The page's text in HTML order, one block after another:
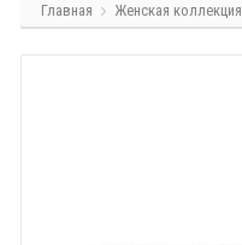
Главная Женская коллекция